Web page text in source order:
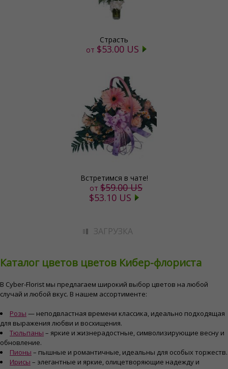
Страсть
от $53.00 US
Встретимся в чате!
от $59.00 US
$53.10 US
ЗАГРУЗКА
Каталог цветов цветов Кибер-флориста
В Cyber-Florist мы предлагаем широкий выбор цветов на любой
случай и любой вкус. В нашем ассортименте:
Розы — неподвластная времени классика, идеально подходящая
для выражения любви и восхищения.
Тюльпаны – яркие и жизнерадостные, символизирующие весну и
обновление.
Пионы – пышные и романтичные, идеальны для особых торжеств.
Ирисы – элегантные и яркие, олицетворяющие надежду и